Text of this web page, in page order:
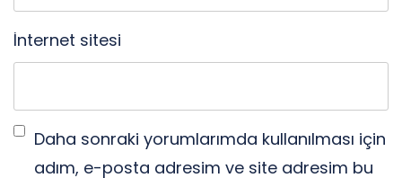
İnternet sitesi
Daha sonraki yorumlarımda kullanılması için
adım, e-posta adresim ve site adresim bu